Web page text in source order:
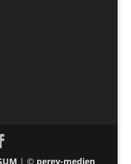
| © perey-medien